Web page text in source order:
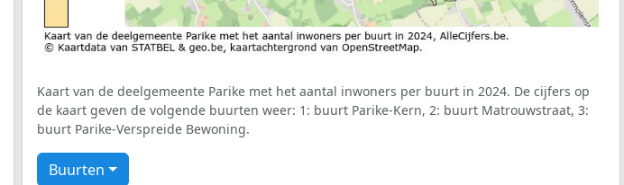
Kaart van de deelgemeente Parike met het aantal inwoners per buurt in 2024. De cijfers op
de kaart geven de volgende buurten weer: 1: buurt Parike-Kern, 2: buurt Matrouwstraat, 3:
buurt Parike-Verspreide Bewoning.
Buurten